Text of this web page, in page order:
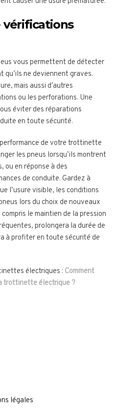
vous permettent de détecter
ne deviennent graves.
mais aussi d’autres
ou les perforations. Une
éviter des réparations
en toute sécurité.
de votre trottinette
les pneus lorsqu’ils montrent
ou en réponse à des
de conduite. Gardez à
l’usure visible, les conditions
lors du choix de nouveaux
le maintien de la pression
prolongera la durée de
à profiter en toute sécurité de
électriques : Comment
trottinette électrique ?
légales